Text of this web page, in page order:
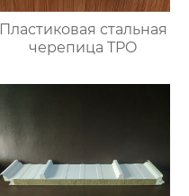
Пластиковая стальная
черепица TPO